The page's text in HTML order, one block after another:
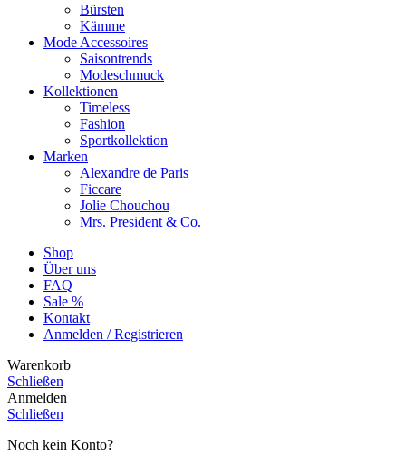
Bürsten
Kämme
Mode Accessoires
Saisontrends
Modeschmuck
Kollektionen
Timeless
Fashion
Sportkollektion
Marken
Alexandre de Paris
Ficcare
Jolie Chouchou
Mrs. President & Co.
Shop
Über uns
FAQ
Sale %
Kontakt
Anmelden / Registrieren
Warenkorb
Schließen
Anmelden
Schließen
Noch kein Konto?